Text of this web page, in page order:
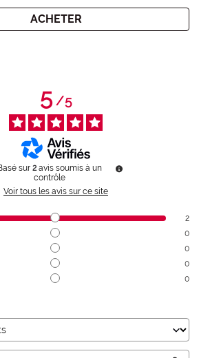
ACHETER
5/5
sur 2 avis soumis à un
contrôle
Voir tous les avis sur ce site
2
0
0
0
0